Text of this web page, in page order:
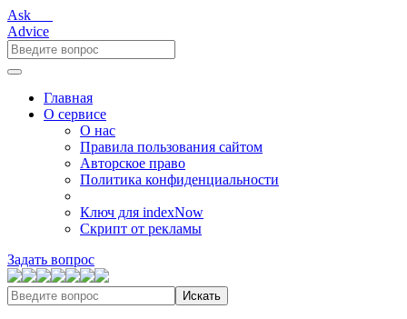
Ask___
Advice
Главная
О сервисе
О нас
Правила пользования сайтом
Авторское право
Политика конфиденциальности
Ключ для indexNow
Скрипт от рекламы
Задать вопрос
Искать